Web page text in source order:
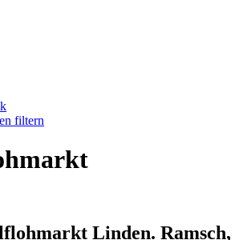
filtern
Linden. Ramsch,